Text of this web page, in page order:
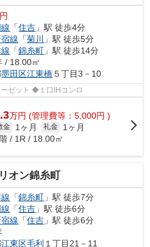
「住吉 」駅 徒歩4分
線 「菊川
」駅 徒歩5分
「錦糸町 」駅 徒歩14分
/ 18.00㎡
墨田区江東橋５丁目3－10
ゼット ◆１口IHコンロ
万円 (管理費等：5,000円 )
金 1ヶ月 礼金
1ヶ月
/ 1R / 18.00㎡
オン錦糸町
「錦糸町 」駅 徒歩7分
「住吉 」駅 徒歩6分
線 「住吉 」駅 徒歩6分
江東区毛利 １丁目21－11